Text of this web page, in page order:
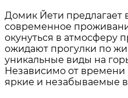
Домик Йети предлагает
современное
окунуться в атмосферу
ожидают прогулки по
уникальные виды на
Независимо от времени
яркие и незабываемые